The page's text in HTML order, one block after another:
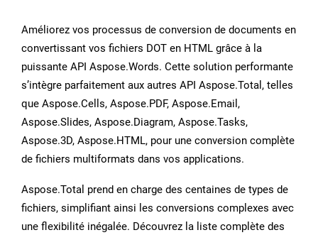
Améliorez vos processus de conversion de documents en
convertissant vos fichiers DOT en HTML grâce à la
puissante API Aspose.Words. Cette solution performante
s’intègre parfaitement aux autres API Aspose.Total, telles
que Aspose.Cells, Aspose.PDF, Aspose.Email,
Aspose.Slides, Aspose.Diagram, Aspose.Tasks,
Aspose.3D, Aspose.HTML, pour une conversion complète
de fichiers multiformats dans vos applications.
Aspose.Total prend en charge des centaines de types de
fichiers, simplifiant ainsi les conversions complexes avec
une flexibilité inégalée. Découvrez la liste complète des